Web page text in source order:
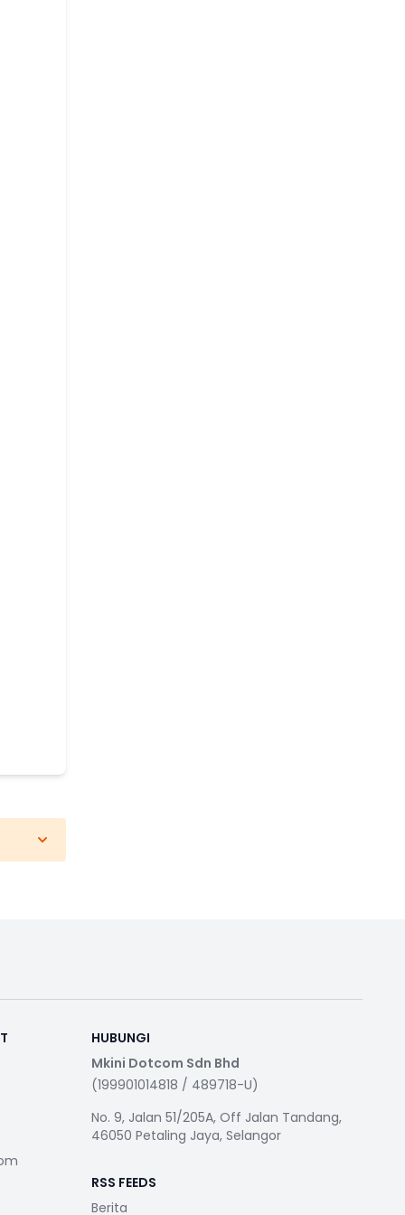
HUBUNGI
Mkini Dotcom Sdn Bhd
(199901014818 / 489718-U)
No. 9, Jalan 51/205A, Off Jalan Tandang,
46050 Petaling Jaya, Selangor
RSS FEEDS
Berita